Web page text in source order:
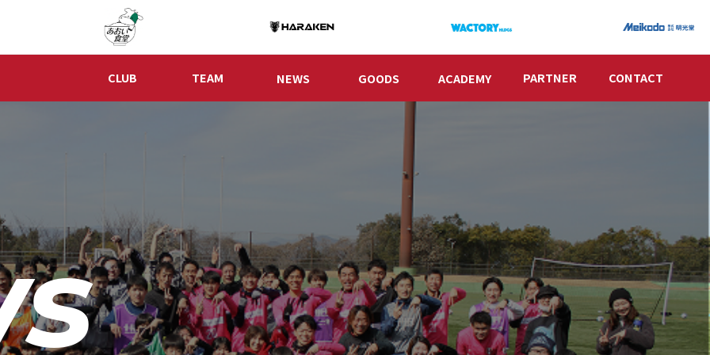
CLUB TEAM NEWS GOODS ACADEMY PARTNER CONTACT